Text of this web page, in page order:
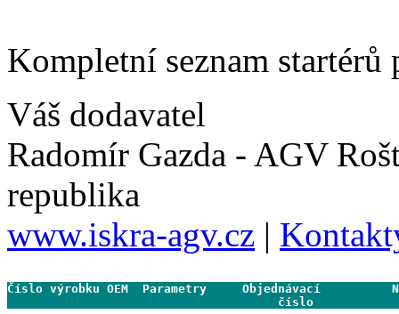
Kompletní seznam
Váš dodavatel
Radomír Gazda - AGV
republika
www.iskra-agv.cz |
Číslo výrobku OEM  Parametry